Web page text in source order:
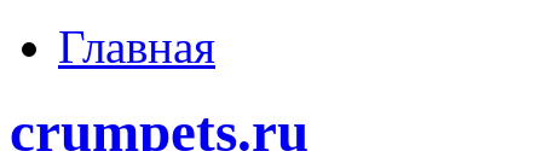
Главная
crumpets.ru